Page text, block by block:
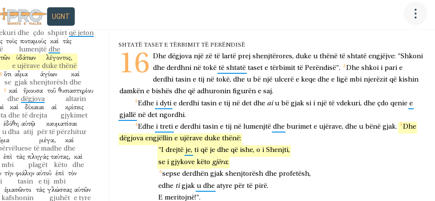
UGNT
εἰκόνι αὐτοῦ.
e saj
καὶ
edhe
ὁ δεύτερος
καὶ
dhe
πᾶσα
çdo
ψυχὴ
shpirt
ζῶσα
që jeton
τοὺς ποταμοὺς
lumenjtë
καὶ
dhe
τὰς
τῶν ὑδάτων
e ujërave
λέγοντος,
duke thënë
ὅτι
se
αἷμα
gjak
ἁγίων
shenjtorësh
καὶ
dhe
καὶ
dhe
ἤκουσα
dëgjova
τοῦ θυσιαστηρίου
altarin
καὶ
dhe
δίκαιαι
të drejta
αἱ κρίσεις
gjykimet
ἐδόθη
u dha
αὐτῷ
atij
καυματίσαι
për të përzhitur
μέγα,
të madhe
καὶ
dhe
ἐπὶ
mbi
τὰς πληγὰς
plagët
ταύτας,
këto
καὶ
dhe
τὴν φιάλην
tasin
αὐτοῦ
e tij
ἐπὶ
mbi
τὸν
ἐμασῶντο
kafshonin
τὰς γλώσσας
gjuhët
αὐτῶν
e tyre
SHTATË TASET E TËRBIMIT TË PERËNDISË
16 Dhe dëgjova një zë të lartë prej shenjtërores, duke u thënë të shtatë engjëjve: "Shkoni
dhe derdhni në tokë të shtatë taset e tërbimit të Perëndisë". Dhe shkoi i pari e
derdhi tasin e tij në tokë, dhe u bë një ulcerë e keqe dhe e ligë mbi njerëzit që kishin
damkën e bishës dhe që adhuronin figurën e saj.
Edhe i dyti e derdhi tasin e tij në det dhe ai u bë gjak si i një të vdekuri, dhe çdo qenie e
gjallë në det ngordhi.
Edhe i treti e derdhi tasin e tij në lumenjtë dhe burimet e ujërave, dhe u bënë gjak.
Dhe
dëgjova engjëllin e ujërave duke thënë:
"I drejtë je, ti që je dhe që ishe, o i Shenjti,
se i gjykove këto gjëra;
sepse derdhën gjak shenjtorësh dhe profetësh,
edhe ti gjak u dhe atyre për të pirë.
E meritojnë!".